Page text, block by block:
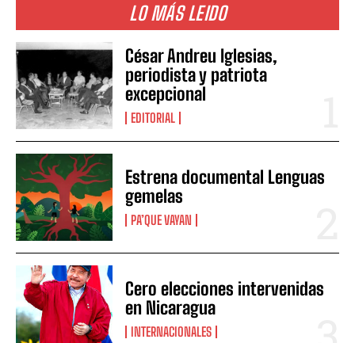
LO MÁS LEIDO
César Andreu Iglesias,
periodista y patriota
excepcional
EDITORIAL
Estrena documental Lenguas
gemelas
PA’QUE VAYAN
Cero elecciones intervenidas
en Nicaragua
INTERNACIONALES